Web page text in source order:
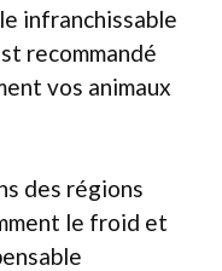
infranchissable
recommandé
vos animaux
des régions
le froid et